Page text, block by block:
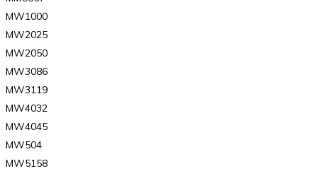
MW1000
MW2025
MW2050
MW3086
MW3119
MW4032
MW4045
MW504
MW5158